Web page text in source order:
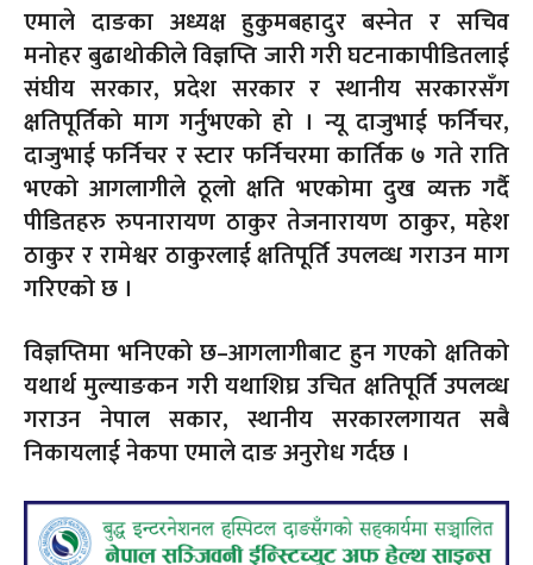
एमाले दाङका अध्यक्ष हुकुमबहादुर बस्नेत र सचिव
मनोहर बुढाथोकीले विज्ञप्ति जारी गरी घटनाकापीडितलाई
संघीय सरकार, प्रदेश सरकार र स्थानीय सरकारसँग
क्षतिपूर्तिको माग गर्नुभएको हो । न्यू दाजुभाई फर्निचर,
दाजुभाई फर्निचर र स्टार फर्निचरमा कार्तिक ७ गते राति
भएको आगलागीले ठूलो क्षति भएकोमा दुख व्यक्त गर्दै
पीडितहरु रुपनारायण ठाकुर तेजनारायण ठाकुर, महेश
ठाकुर र रामेश्वर ठाकुरलाई क्षतिपूर्ति उपलव्ध गराउन माग
गरिएको छ ।
विज्ञप्तिमा भनिएको छ–आगलागीबाट हुन गएको क्षतिको
यथार्थ मुल्याङकन गरी यथाशिघ्र उचित क्षतिपूर्ति उपलव्ध
गराउन नेपाल सकार, स्थानीय सरकारलगायत सबै
निकायलाई नेकपा एमाले दाङ अनुरोध गर्दछ ।